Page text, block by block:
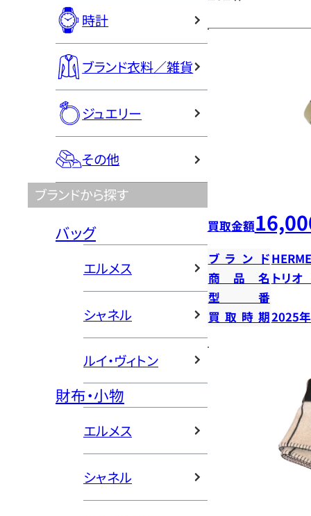
時計
ブランド衣料／雑貨
ジュエリー
その他
ブランドから探す
バッグ
エルメス
シャネル
ルイ・ヴィトン
財布・小物
エルメス
シャネル
買取金額
ブランド
商品名 トリオ
型番
買取時期2025